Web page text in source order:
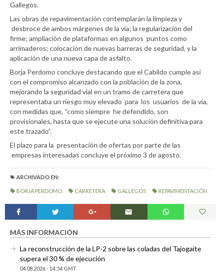
Gallegos.
Las obras de repavimentación contemplarán la limpieza y
desbroce de ambos márgenes de la vía; la regularización del
firme; ampliación de plataformas en algunos puntos como
arrimaderos; colocación de nuevas barreras de seguridad, y la
aplicación de una nueva capa de asfalto.
Borja Perdomo concluye destacando que el Cabildo cumple así
con el compromiso alcanzado con la población de la zona,
mejorando la seguridad vial en un tramo de carretera que
representaba un riesgo muy elevado para los usuarios de la vía,
con medidas que, “como siempre he defendido, son
provisionales, hasta que se ejecute una solución definitiva para
este trazado”.
El plazo para la presentación de ofertas por parte de las
empresas interesadas concluye el próximo 3 de agosto.
ARCHIVADO EN:
BORJA PERDOMO CARRETERA GALLEGOS REPAVIMENTACIÓN
MÁS INFORMACIÓN
La reconstrucción de la LP-2 sobre las coladas del Tajogaite
supera el 30 % de ejecución
04.08.2026 - 14:54 GMT